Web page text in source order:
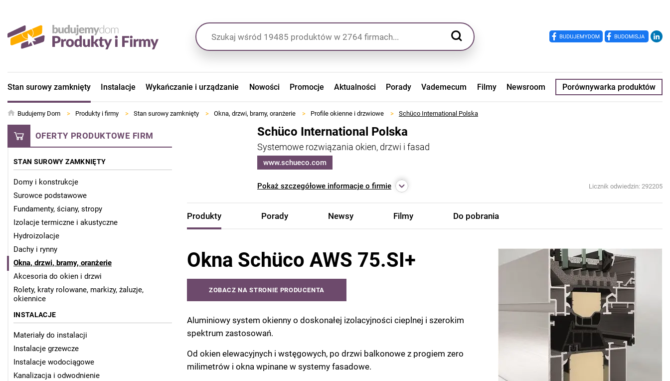
Stan surowy zamknięty Instalacje Wykańczanie i urządzanie Nowości Promocje Aktualności Porady Vademecum Filmy Newsroom Porównywarka produktów
Budujemy Dom > Produkty i firmy > Stan surowy zamknięty > Okna, drzwi, bramy, oranżerie > Profile okienne i drzwiowe > Schüco International Polska
OFERTY PRODUKTOWE FIRM
STAN SUROWY ZAMKNIĘTY
Domy i konstrukcje
Surowce podstawowe
Fundamenty, ściany, stropy
Izolacje termiczne i akustyczne
Hydroizolacje
Dachy i rynny
Okna, drzwi, bramy, oranżerie
Akcesoria do okien i drzwi
Rolety, kraty rolowane, markizy, żaluzje,
okiennice
INSTALACJE
Materiały do instalacji
Instalacje grzewcze
Instalacje wodociągowe
Kanalizacja i odwodnienie
Schüco International Polska
Systemowe rozwiązania okien, drzwi i fasad
www.schueco.com
Pokaż szczegółowe informacje o firmie Licznik odwiedzin: 292205
Produkty Porady Newsy Filmy Do pobrania
Okna Schüco AWS 75.SI+
ZOBACZ NA STRONIE PRODUCENTA
Aluminiowy system okienny o doskonałej izolacyjności cieplnej i szerokim
spektrum zastosowań.
Od okien elewacyjnych i wstęgowych, po drzwi balkonowe z progiem zero
milimetrów i okna wpinane w systemy fasadowe.